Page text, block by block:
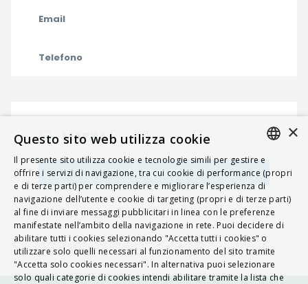
Email
Telefono
MAPPA
Navigatore ITALIAN
ENGLISH
FRENCH
HUNGARIAN
DEUTSCH
×
Questo sito web utilizza cookie
Il presente sito utilizza cookie e tecnologie simili per gestire e
offrire i servizi di navigazione, tra cui cookie di performance (propri
e di terze parti) per comprendere e migliorare l’esperienza di
navigazione dell’utente e cookie di targeting (propri e di terze parti)
al fine di inviare messaggi pubblicitari in linea con le preferenze
manifestate nell’ambito della navigazione in rete. Puoi decidere di
abilitare tutti i cookies selezionando "Accetta tutti i cookies" o
utilizzare solo quelli necessari al funzionamento del sito tramite
"Accetta solo cookies necessari". In alternativa puoi selezionare
solo quali categorie di cookies intendi abilitare tramite la lista che